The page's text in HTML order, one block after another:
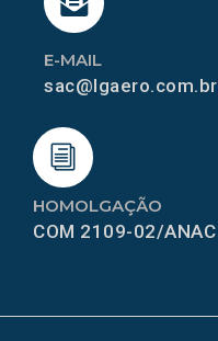
HOMOLGAÇÃO
COM 2109-02/ANAC
E-MAIL
sac@lgaero.com.br